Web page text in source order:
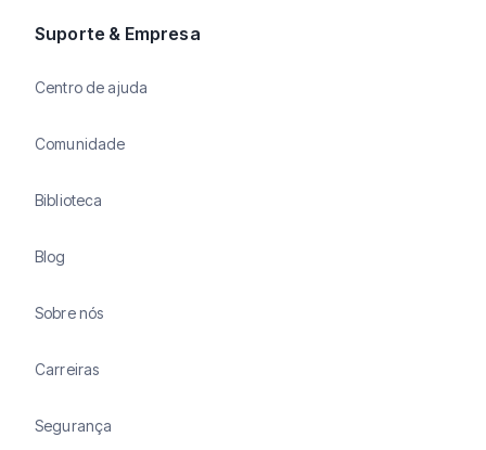
Suporte & Empresa
Centro de ajuda
Comunidade
Biblioteca
Blog
Sobre nós
Carreiras
Segurança